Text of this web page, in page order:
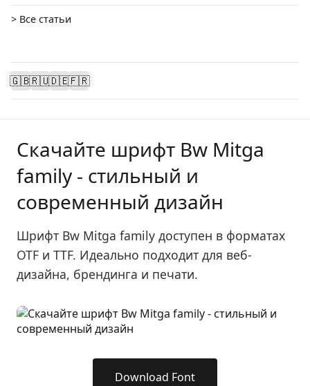
> Все статьи
🇬🇧🇷🇺🇩🇪🇫🇷
Скачайте шрифт Bw Mitga
family - стильный и
современный дизайн
Шрифт Bw Mitga family доступен в форматах
OTF и TTF. Идеально подходит для веб-
дизайна, брендинга и печати.
Download Font